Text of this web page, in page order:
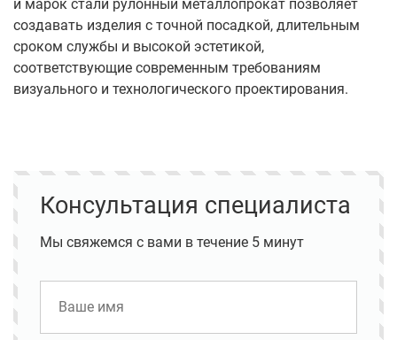
и марок стали рулонный металлопрокат позволяет
создавать изделия с точной посадкой, длительным
сроком службы и высокой эстетикой,
соответствующие современным требованиям
визуального и технологического проектирования.
Консультация специалиста
Мы свяжемся с вами в течение 5 минут